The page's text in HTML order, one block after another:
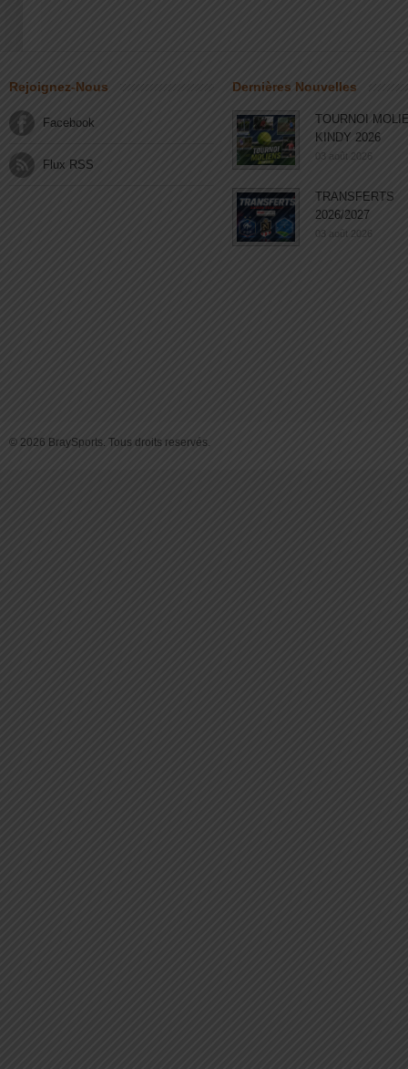
Rejoignez-Nous
Facebook
Flux RSS
Dernières Nouvelles
TOURNOI
KINDY 2026
03 août 2026
TRANSFERTS
2026/2027
03 août 2026
© 2026 BraySports. Tous droits reservés.